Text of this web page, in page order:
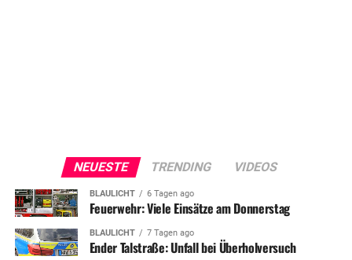
NEUESTE TRENDING VIDEOS
BLAULICHT 6 Tagen ago
Feuerwehr: Viele Einsätze am Donnerstag
BLAULICHT 7 Tagen ago
Ender Talstraße: Unfall bei Überholversuch